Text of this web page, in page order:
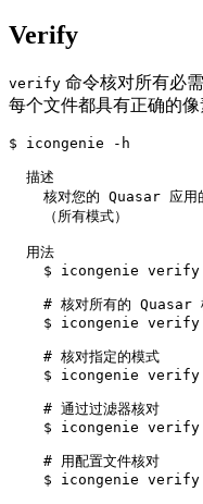
Verify
verify 命令核对所有必
每个文件都具有正确的像
$ icongenie -h
  描述
核对您的 Quasar 应用
    （所有模式）
  用法
$ icongenie verify
# 核对所有的 Quasar
    $ icongenie verify
    # 核对指定的模式
$ icongenie verify
    # 通过过滤器核对
$ icongenie verify
    # 用配置文件核对
$ icongenie